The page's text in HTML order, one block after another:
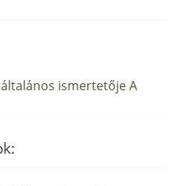
ismertetője A